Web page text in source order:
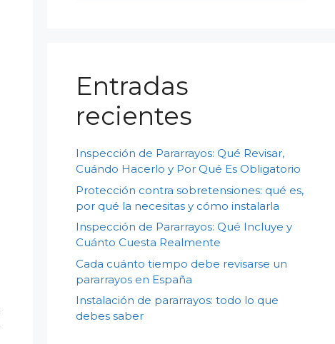
Entradas
recientes
Inspección de Pararrayos: Qué Revisar,
Cuándo Hacerlo y Por Qué Es Obligatorio
Protección contra sobretensiones: qué es,
por qué la necesitas y cómo instalarla
Inspección de Pararrayos: Qué Incluye y
Cuánto Cuesta Realmente
Cada cuánto tiempo debe revisarse un
pararrayos en España
Instalación de pararrayos: todo lo que
debes saber